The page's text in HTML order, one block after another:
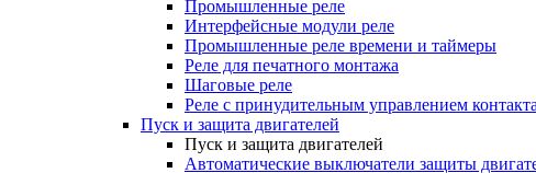
Промышленные реле
Интерфейсные модули реле
Промышленные реле времени и таймеры
Реле для печатного монтажа
Шаговые реле
Реле с принудительным управлением
Пуск и защита двигателей
Пуск и защита двигателей
Автоматические выключатели защиты